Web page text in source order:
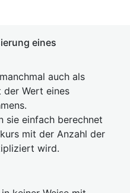
eines
auch als
Wert eines
sie einfach berechnet
mit der Anzahl der
wird.